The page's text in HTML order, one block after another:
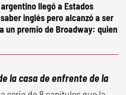
llegó a Estados
inglés pero alcanzó a ser
un premio de Broadway: quien
la casa de enfrente de la